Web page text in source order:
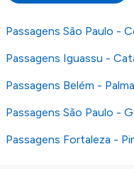
as condições no
fazer uma
os nossos
Passagens São Paulo -
Passagens Iguassu -
Passagens Belém -
Passagens São Paulo -
Passagens Fortaleza -